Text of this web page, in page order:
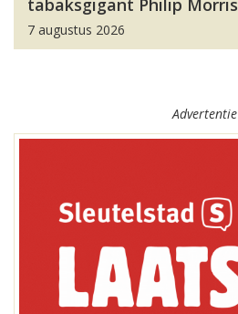
tabaksgigant Philip Morris
7 augustus 2026
Advertentie